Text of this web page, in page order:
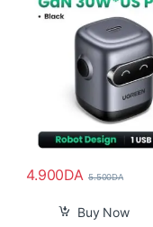
4.900DA 5.500DA
Buy Now